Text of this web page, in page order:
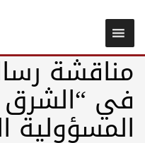
مناقشة
في
المسؤولية